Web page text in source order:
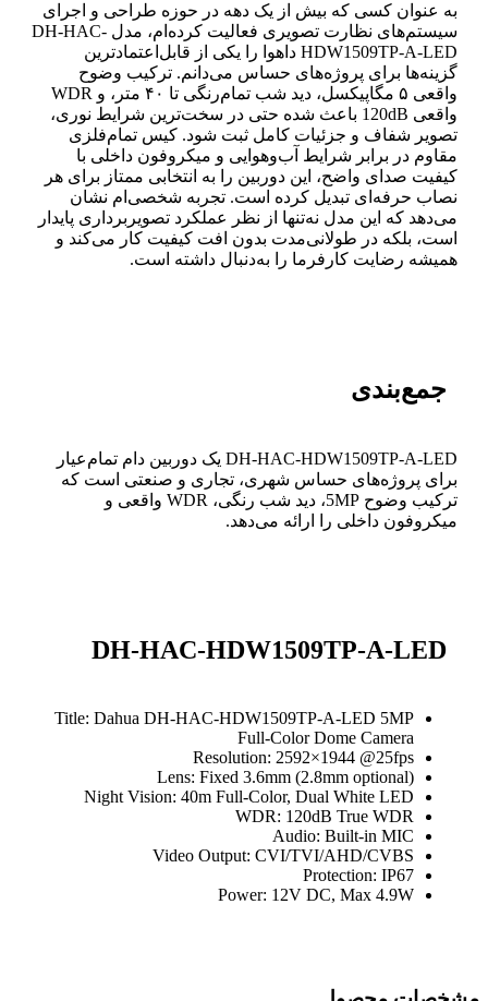
به عنوان کسی که بیش از یک دهه در حوزه طراحی و اجرای
سیستم‌های نظارت تصویری فعالیت کرده‌ام، مدل DH-HAC-
HDW1509TP-A-LED داهوا را یکی از قابل‌اعتمادترین
گزینه‌ها برای پروژه‌های حساس می‌دانم. ترکیب وضوح
واقعی ۵ مگاپیکسل، دید شب تمام‌رنگی تا ۴۰ متر، و WDR
واقعی 120dB باعث شده حتی در سخت‌ترین شرایط نوری،
تصویر شفاف و جزئیات کامل ثبت شود. کیس تمام‌فلزی
مقاوم در برابر شرایط آب‌وهوایی و میکروفون داخلی با
کیفیت صدای واضح، این دوربین را به انتخابی ممتاز برای هر
نصاب حرفه‌ای تبدیل کرده است. تجربه شخصی‌ام نشان
می‌دهد که این مدل نه‌تنها از نظر عملکرد تصویربرداری پایدار
است، بلکه در طولانی‌مدت بدون افت کیفیت کار می‌کند و
همیشه رضایت کارفرما را به‌دنبال داشته است.
جمع‌بندی
DH-HAC-HDW1509TP-A-LED یک دوربین دام تمام‌عیار
برای پروژه‌های حساس شهری، تجاری و صنعتی است که
ترکیب وضوح 5MP، دید شب رنگی، WDR واقعی و
میکروفون داخلی را ارائه می‌دهد.
DH-HAC-HDW1509TP-A-LED
Title: Dahua DH-HAC-HDW1509TP-A-LED 5MP
Full-Color Dome Camera
Resolution: 2592×1944 @25fps
Lens: Fixed 3.6mm (2.8mm optional)
Night Vision: 40m Full-Color, Dual White LED
WDR: 120dB True WDR
Audio: Built-in MIC
Video Output: CVI/TVI/AHD/CVBS
Protection: IP67
Power: 12V DC, Max 4.9W